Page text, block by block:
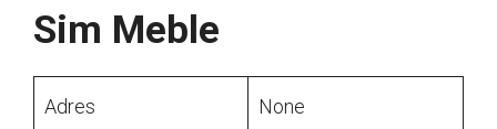
Sim Meble
Adres None